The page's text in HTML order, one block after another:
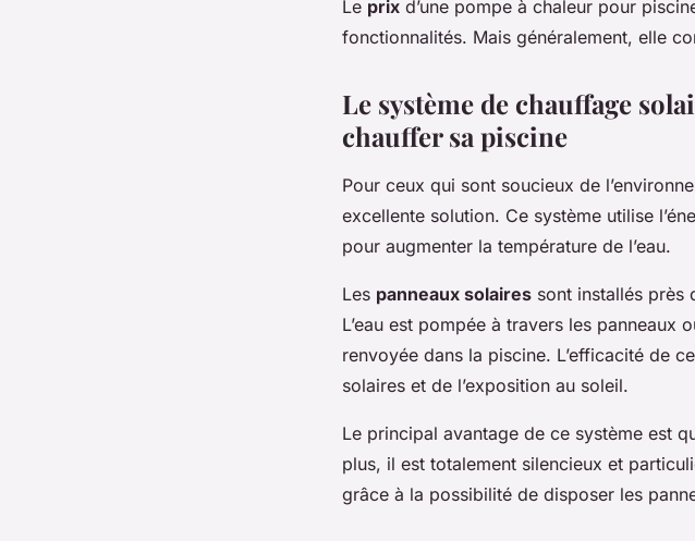
Le prix d’une pompe à chaleur pour
fonctionnalités. Mais généralement, elle
Le système de chauffage
chauffer sa piscine
Pour ceux qui sont soucieux de
excellente solution. Ce système utilise
pour augmenter la température de l’eau.
Les panneaux solaires sont installés près
L’eau est pompée à travers les panneaux
renvoyée dans la piscine. L’efficacité de
solaires et de l’exposition au soleil.
Le principal avantage de ce système est
plus, il est totalement silencieux et
grâce à la possibilité de disposer les